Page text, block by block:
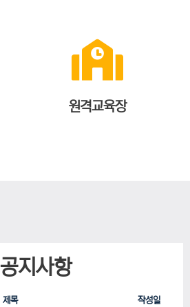
원격교육장
공지사항
제목 작성일